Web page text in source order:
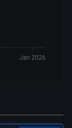
Jan 2026